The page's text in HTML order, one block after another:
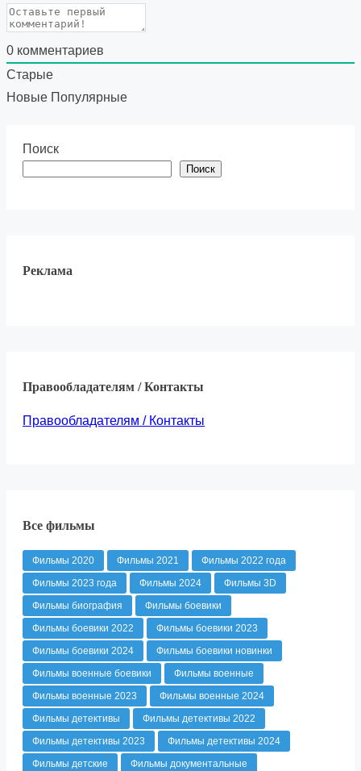
0 комментариев
Старые
Новые Популярные
Поиск
Поиск
Реклама
Правообладателям / Контакты
Правообладателям / Контакты
Все фильмы
Фильмы 2020 Фильмы 2021
Фильмы 2022 года
Фильмы 2023 года
Фильмы 2024
Фильмы 3D
Фильмы биография
Фильмы боевики
Фильмы боевики 2022
Фильмы боевики 2023
Фильмы боевики 2024
Фильмы боевики новинки
Фильмы военные боевики
Фильмы военные
Фильмы военные 2023
Фильмы военные 2024
Фильмы детективы
Фильмы детективы 2022
Фильмы детективы 2023
Фильмы детективы 2024
Фильмы детские
Фильмы документальные